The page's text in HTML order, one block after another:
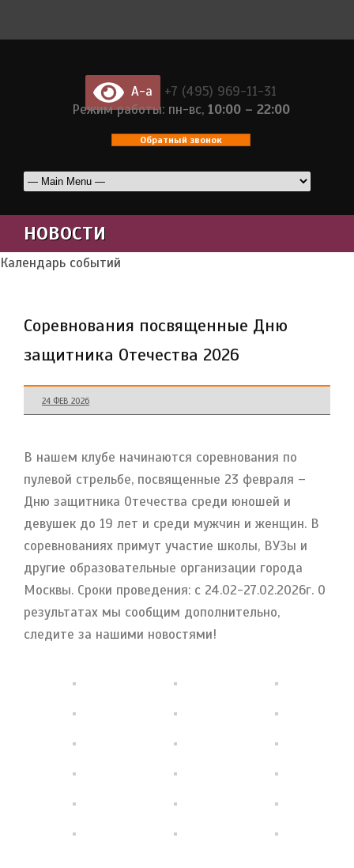
A-a
+7 (495) 969-11-31
Режим работы: пн-вс, 10:00 – 22:00
Обратный звонок
НОВОСТИ
Календарь событий
Соревнования посвященные Дню
защитника Отечества 2026
24 ФЕВ 2026
В нашем клубе начинаются соревнования по
пулевой стрельбе, посвященные 23 февраля –
Дню защитника Отечества среди юношей и
девушек до 19 лет и среди мужчин и женщин. В
соревнованиях примут участие школы, ВУЗы и
другие образовательные организации города
Москвы. Сроки проведения: с 24.02-27.02.2026г. О
результатах мы сообщим дополнительно,
следите за нашими новостями!